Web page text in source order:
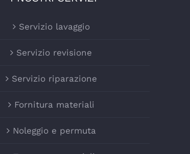
Servizio lavaggio
Servizio revisione
Servizio riparazione
Fornitura materiali
Noleggio e permuta